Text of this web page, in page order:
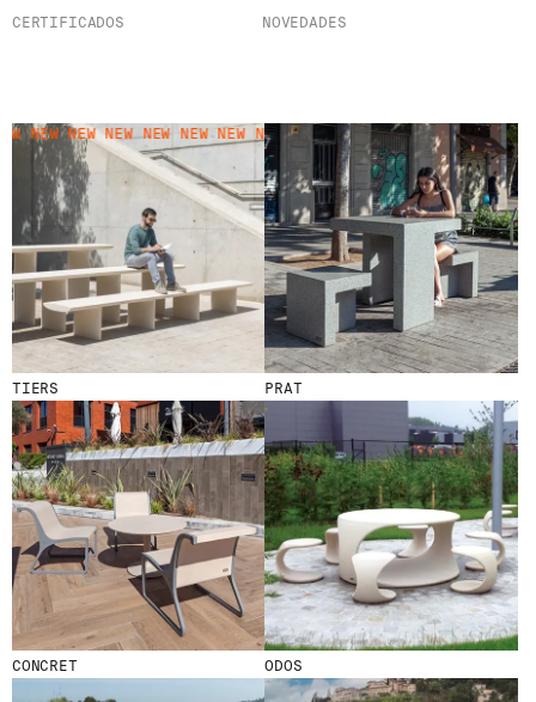
CERTIFICADOS
NOVEDADES
NEW NEW NEW NEW NEW NEW NEW NEW NEW NEW NEW NEW NEW NEW
TIERS PRAT
CONCRET ODOS